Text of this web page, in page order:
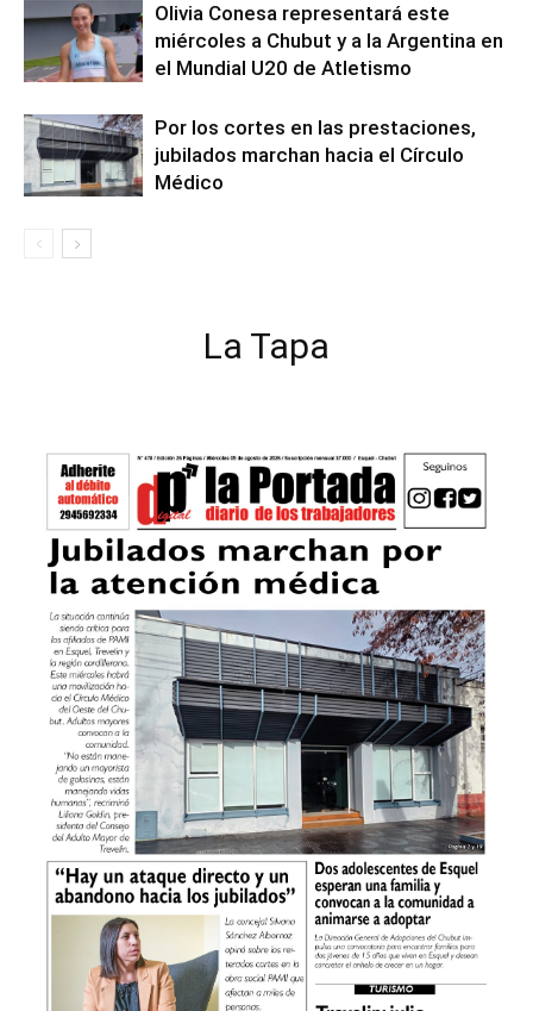
Olivia Conesa representará este
miércoles a Chubut y a la Argentina en
el Mundial U20 de Atletismo
Por los cortes en las prestaciones,
jubilados marchan hacia el Círculo
Médico
La Tapa